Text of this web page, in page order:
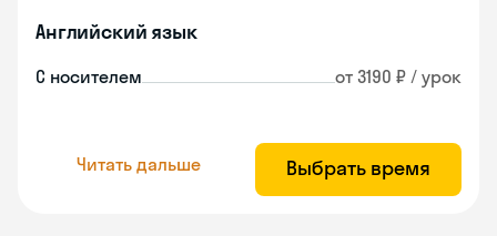
Английский язык
С носителем от 3190 ₽ / урок
Читать дальше Выбрать время